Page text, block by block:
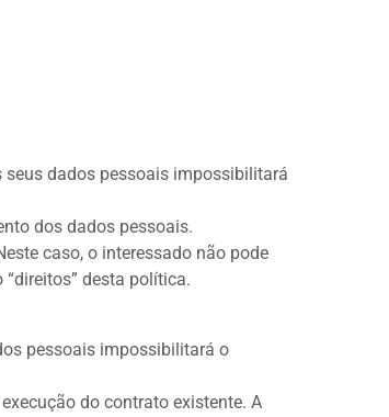
seus dados pessoais impossibilitará
dos dados pessoais.
caso, o interessado não pode
desta política.
pessoais impossibilitará o
do contrato existente. A